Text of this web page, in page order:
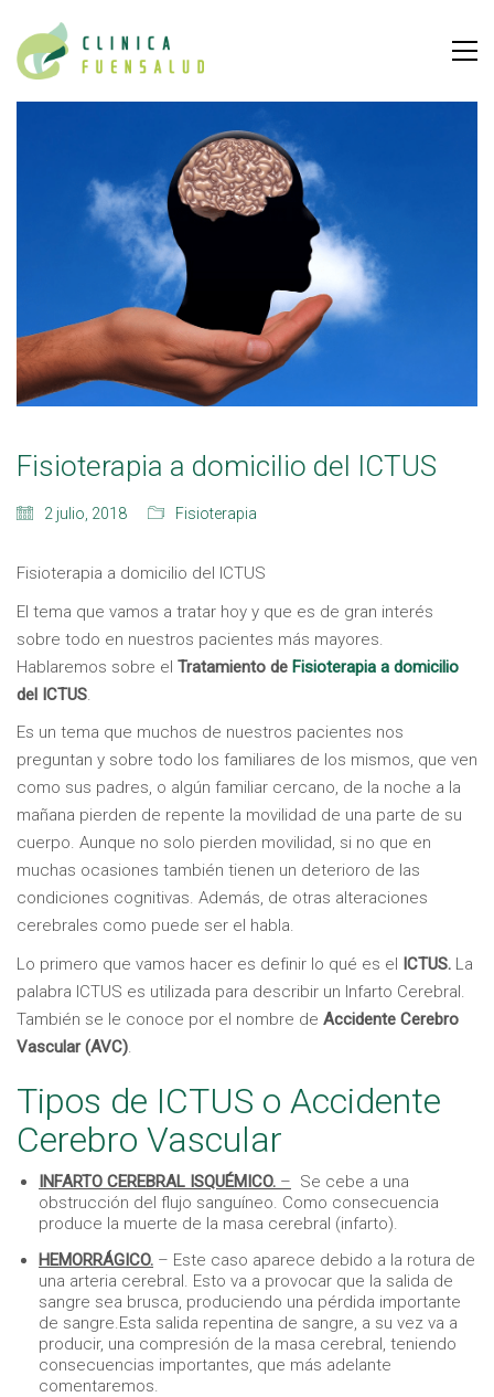
Fisioterapia a domicilio del ICTUS
2 julio, 2018 Fisioterapia
Fisioterapia a domicilio del ICTUS
El tema que vamos a tratar hoy y que es de gran interés
sobre todo en nuestros pacientes más mayores.
Hablaremos sobre el Tratamiento de Fisioterapia a domicilio
del ICTUS.
Es un tema que muchos de nuestros pacientes nos
preguntan y sobre todo los familiares de los mismos, que ven
como sus padres, o algún familiar cercano, de la noche a la
mañana pierden de repente la movilidad de una parte de su
cuerpo. Aunque no solo pierden movilidad, si no que en
muchas ocasiones también tienen un deterioro de las
condiciones cognitivas. Además, de otras alteraciones
cerebrales como puede ser el habla.
Lo primero que vamos hacer es definir lo qué es el ICTUS. La
palabra ICTUS es utilizada para describir un Infarto Cerebral.
También se le conoce por el nombre de Accidente Cerebro
Vascular (AVC).
Tipos de ICTUS o Accidente
Cerebro Vascular
INFARTO CEREBRAL ISQUÉMICO. – Se cebe a una
obstrucción del flujo sanguíneo. Como consecuencia
produce la muerte de la masa cerebral (infarto).
HEMORRÁGICO. – Este caso aparece debido a la rotura de
una arteria cerebral. Esto va a provocar que la salida de
sangre sea brusca, produciendo una pérdida importante
de sangre.Esta salida repentina de sangre, a su vez va a
producir, una compresión de la masa cerebral, teniendo
consecuencias importantes, que más adelante
comentaremos.